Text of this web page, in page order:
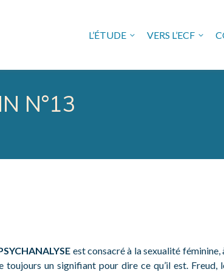
LA CAUSE
L’ÉTUDE VERS L’ECF
N°13
est consacré à la sexualité féminine,
toujours un signifiant pour dire ce qu’il est. Freud,